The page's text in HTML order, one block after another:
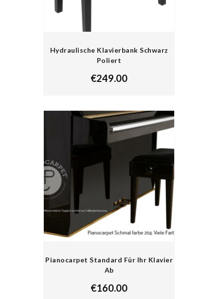
Hydraulische Klavierbank Schwarz
Poliert
€249.00
Pianocarpet Standard Für Ihr Klavier
Ab
€160.00